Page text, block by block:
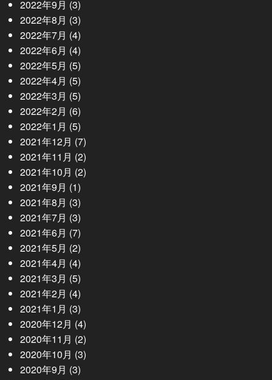
2022年9月 (3)
2022年8月 (3)
2022年7月 (4)
2022年6月 (4)
2022年5月 (5)
2022年4月 (5)
2022年3月 (5)
2022年2月 (6)
2022年1月 (5)
2021年12月 (7)
2021年11月 (2)
2021年10月 (2)
2021年9月 (1)
2021年8月 (3)
2021年7月 (3)
2021年6月 (7)
2021年5月 (2)
2021年4月 (4)
2021年3月 (5)
2021年2月 (4)
2021年1月 (3)
2020年12月 (4)
2020年11月 (2)
2020年10月 (3)
2020年9月 (3)